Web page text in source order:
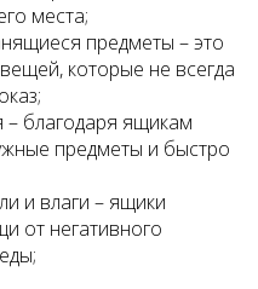
места;
предметы – это
которые не всегда
– благодаря ящикам
предметы и быстро
и влаги – ящики
от негативного